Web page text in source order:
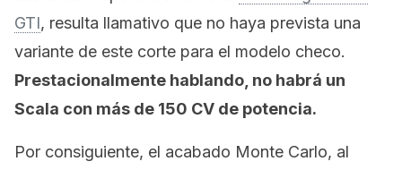
GTI, resulta llamativo que no haya prevista una
variante de este corte para el modelo checo.
Prestacionalmente hablando, no habrá un
Scala con más de 150 CV de potencia.
Por consiguiente, el acabado Monte Carlo, al